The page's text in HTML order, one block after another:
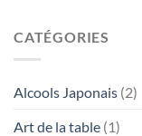
CATÉGORIES
Alcools Japonais (2)
Art de la table (1)